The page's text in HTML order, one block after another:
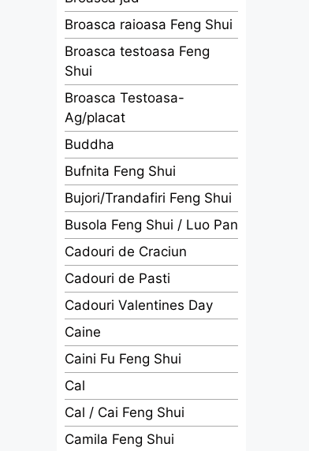
Broasca raioasa Feng Shui
Broasca testoasa Feng
Shui
Broasca Testoasa-
Ag/placat
Buddha
Bufnita Feng Shui
Bujori/Trandafiri Feng Shui
Busola Feng Shui / Luo Pan
Cadouri de Craciun
Cadouri de Pasti
Cadouri Valentines Day
Caine
Caini Fu Feng Shui
Cal
Cal / Cai Feng Shui
Camila Feng Shui